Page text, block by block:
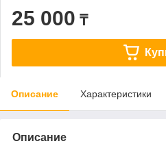
25 000 ₸
Описание Характеристики
Описание